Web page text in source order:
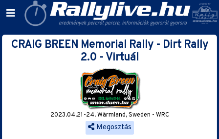
CRAIG BREEN Memorial Rally - Dirt Rally
2.0 - Virtuál
2023.04.21-24. Wärmland, Sweden - WRC
Megosztás